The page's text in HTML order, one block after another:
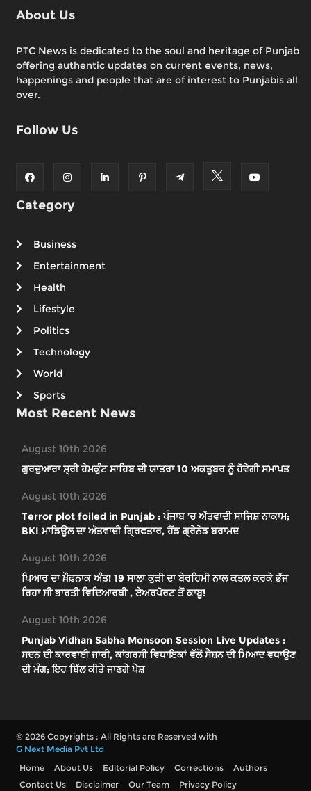
About Us
PTC News is dedicated to the soul and heritage of Punjab
offering authentic updates on current events, news,
happenings and people that are of interest to Punjabis all
over.
Follow Us
Category
Business
Entertainment
Health
Lifestyle
Politics
Technology
World
Sports
Most Recent News
August 10th 2026
ਗੁਰਦੁਆਰਾ ਸ੍ਰੀ ਹੇਮਕੁੰਟ ਸਾਹਿਬ ਦੀ ਯਾਤਰਾ 10 ਅਕਤੂਬਰ ਨੂੰ ਹੋਵੇਗੀ ਸਮਾਪਤ
August 10th 2026
Terror plot foiled in Punjab : ਪੰਜਾਬ ’ਚ ਅੱਤਵਾਦੀ ਸਾਜਿਸ਼ ਨਾਕਾਮ;
BKI ਮਾਡਿਊਲ ਦਾ ਅੱਤਵਾਦੀ ਗ੍ਰਿਫਤਾਰ, ਹੈਂਡ ਗ੍ਰੇਨੇਡ ਬਰਾਮਦ
August 10th 2026
ਪਿਆਰ ਦਾ ਖ਼ੌਫ਼ਨਾਕ ਅੰਤ! 19 ਸਾਲਾ ਕੁੜੀ ਦਾ ਬੇਰਹਿਮੀ ਨਾਲ ਕਤਲ ਕਰਕੇ ਭੱਜ
ਰਿਹਾ ਸੀ ਭਾਰਤੀ ਵਿਦਿਆਰਥੀ , ਏਅਰਪੋਰਟ ਤੋਂ ਕਾਬੂ!
August 10th 2026
Punjab Vidhan Sabha Monsoon Session Live Updates :
ਸਦਨ ਦੀ ਕਾਰਵਾਈ ਜਾਰੀ, ਕਾਂਗਰਸੀ ਵਿਧਾਇਕਾਂ ਵੱਲੋਂ ਸੈਸ਼ਨ ਦੀ ਮਿਆਦ ਵਧਾਉਣ
ਦੀ ਮੰਗ; ਇਹ ਬਿੱਲ ਕੀਤੇ ਜਾਣਗੇ ਪੇਸ਼
© 2026 Copyrights : All Rights are Reserved with
G Next Media Pvt Ltd
Home
About Us Editorial Policy Corrections
Authors
Contact Us
Disclaimer Our Team Privacy Policy